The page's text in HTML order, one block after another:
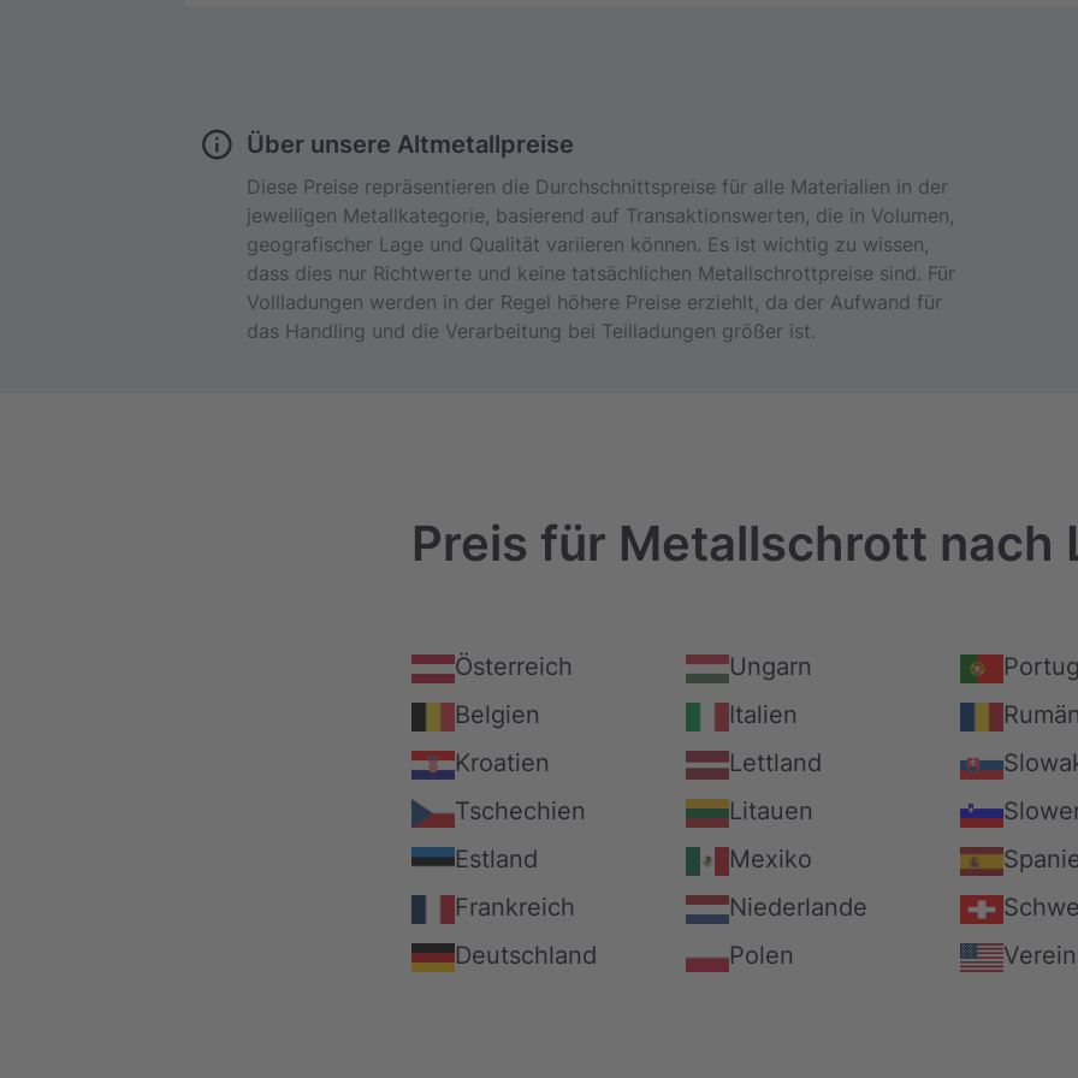
Über unsere Altmetallpreise
Diese Preise repräsentieren die Durchschnittspreise für alle Materialien in der
jeweiligen Metallkategorie, basierend auf Transaktionswerten, die in Volumen,
geografischer Lage und Qualität variieren können. Es ist wichtig zu wissen,
dass dies nur Richtwerte und keine tatsächlichen Metallschrottpreise sind. Für
Vollladungen werden in der Regel höhere Preise erziehlt, da der Aufwand für
das Handling und die Verarbeitung bei Teilladungen größer ist.
Preis für Metallschrott nach
Österreich Ungarn
Belgien
Italien
Kroatien
Lettland
Tschechien
Litauen
Estland
Mexiko
Frankreich
Niederlande
Deutschland
Polen